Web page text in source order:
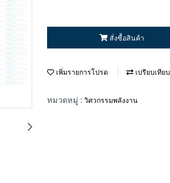
สั่งซื้อสินค้า
เพิ่มรายการโปรด เปรียบเทียบ
หมวดหมู่ : วิศวกรรมพลังงาน